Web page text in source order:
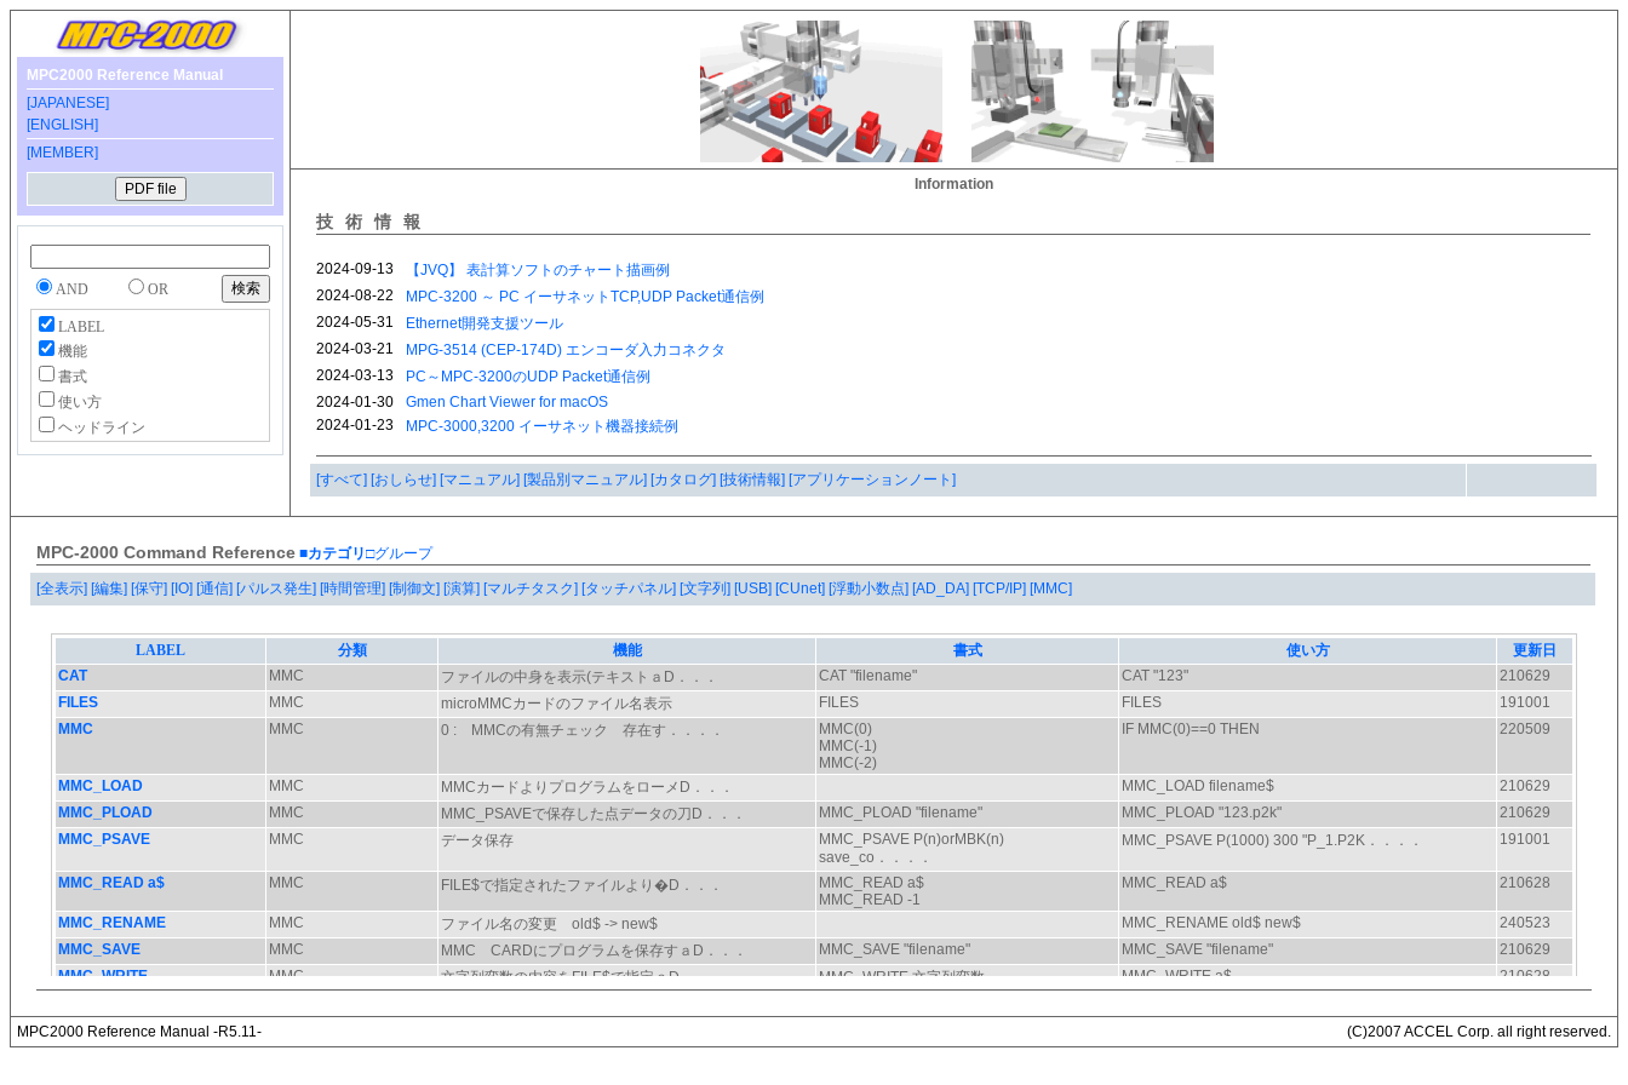
MPC2000 Reference Manual
[JAPANESE]
[ENGLISH]
[MEMBER]
AND OR
LABEL
機能
書式
使い方
ヘッドライン
Information
技術情報
[すべて] [おしらせ] [マニュアル] [製品別マニュアル] [カタログ] [技術情報] [アプリケーションノート]
MPC-2000 Command Reference ■カテゴリ□グループ
[全表示] [編集] [保守] [IO] [通信] [パルス発生] [時間管理] [制御文] [演算] [マルチタスク] [タッチパネル] [文字列] [USB] [CUnet] [浮動小数点] [AD_DA] [TCP/IP] [MMC]
MPC2000 Reference Manual -R5.11- (C)2007 ACCEL Corp. all right reserved.